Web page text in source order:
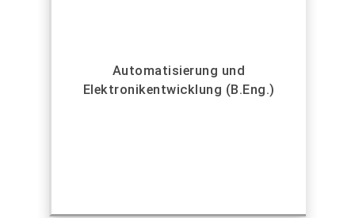
Automatisierung und
Elektronikentwicklung (B.Eng.)